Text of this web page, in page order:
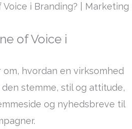
i Branding? | Marketing
of Voice i
om, hvordan en virksomhed
stemme, stil og attitude,
og nyhedsbreve til